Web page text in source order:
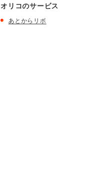
オリコのサービス
あとからリボ